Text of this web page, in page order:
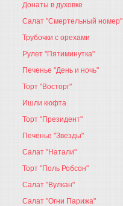
Донаты в духовке
Салат "Смертельный номер"
Трубочки с орехами
Рулет "Пятиминутка"
Печенье "День и ночь"
Торт "Восторг"
Ишли кюфта
Торт "Президент"
Печенье "Звезды"
Салат "Натали"
Торт "Поль Робсон"
Салат "Вулкан"
Салат "Огни Парижа"